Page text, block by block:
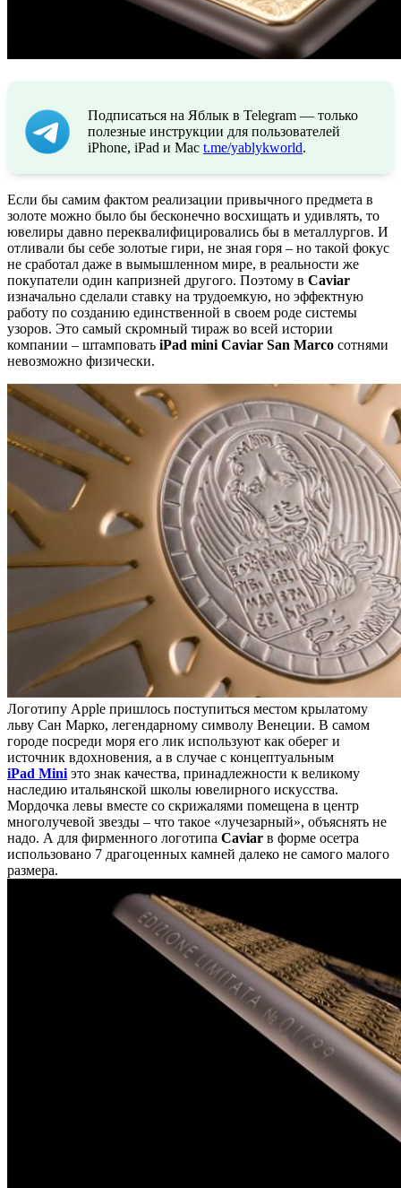
Подписаться на Яблык в Telegram — только
полезные инструкции для пользователей
iPhone, iPad и Mac t.me/yablykworld.
Если бы самим фактом реализации привычного предмета в
золоте можно было бы бесконечно восхищать и удивлять, то
ювелиры давно переквалифицировались бы в металлургов. И
отливали бы себе золотые гири, не зная горя – но такой фокус
не сработал даже в вымышленном мире, в реальности же
покупатели один капризней другого. Поэтому в Caviar
изначально сделали ставку на трудоемкую, но эффектную
работу по созданию единственной в своем роде системы
узоров. Это самый скромный тираж во всей истории
компании – штамповать iPad mini Caviar San Marco сотнями
невозможно физически.
Логотипу Apple пришлось поступиться местом крылатому
льву Сан Марко, легендарному символу Венеции. В самом
городе посреди моря его лик используют как оберег и
источник вдохновения, а в случае с концептуальным
iPad Mini это знак качества, принадлежности к великому
наследию итальянской школы ювелирного искусства.
Мордочка левы вместе со скрижалями помещена в центр
многолучевой звезды – что такое «лучезарный», объяснять не
надо. А для фирменного логотипа Caviar в форме осетра
использовано 7 драгоценных камней далеко не самого малого
размера.